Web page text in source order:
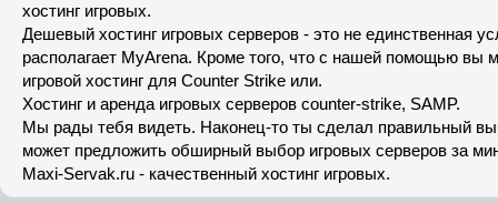
хостинг игровых.
Дешевый хостинг игровых серверов - это не единственная
располагает MyArena. Кроме того, что с нашей помощью вы
игровой хостинг для Counter Strike или.
Хостинг и аренда игровых серверов counter-strike, SAMP.
Мы рады тебя видеть. Наконец-то ты сделал правильный
может предложить обширный выбор игровых серверов за
Maxi-Servak.ru - качественный хостинг игровых.